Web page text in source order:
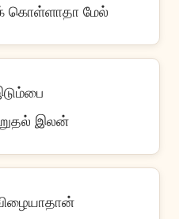
கொள்ளாதா மேல்
இலன்